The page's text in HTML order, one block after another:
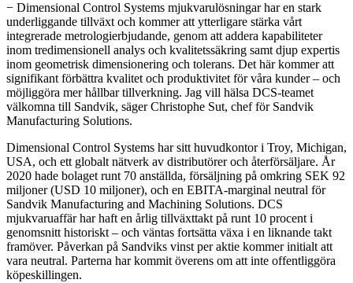
− Dimensional Control Systems mjukvarulösningar har en stark
underliggande tillväxt och kommer att ytterligare stärka vårt
integrerade metrologierbjudande, genom att addera kapabiliteter
inom tredimensionell analys och kvalitetssäkring samt djup expertis
inom geometrisk dimensionering och tolerans. Det här kommer att
signifikant förbättra kvalitet och produktivitet för våra kunder – och
möjliggöra mer hållbar tillverkning. Jag vill hälsa DCS-teamet
välkomna till Sandvik, säger Christophe Sut, chef för Sandvik
Manufacturing Solutions.
Dimensional Control Systems har sitt huvudkontor i Troy, Michigan,
USA, och ett globalt nätverk av distributörer och återförsäljare. År
2020 hade bolaget runt 70 anställda, försäljning på omkring SEK 92
miljoner (USD 10 miljoner), och en EBITA-marginal neutral för
Sandvik Manufacturing and Machining Solutions. DCS
mjukvaruaffär har haft en årlig tillväxttakt på runt 10 procent i
genomsnitt historiskt – och väntas fortsätta växa i en liknande takt
framöver. Påverkan på Sandviks vinst per aktie kommer initialt att
vara neutral. Parterna har kommit överens om att inte offentliggöra
köpeskillingen.